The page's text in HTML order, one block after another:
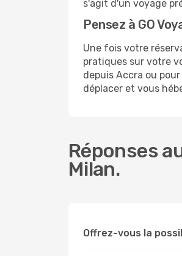
s'agit d'un voyage
Pensez à GO
Une fois votre
pratiques sur votre
depuis Accra ou
déplacer et vous
Réponses
Milan.
Offrez-vous la